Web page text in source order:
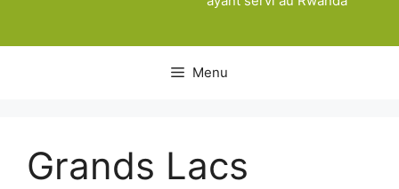
Menu
Grands Lacs